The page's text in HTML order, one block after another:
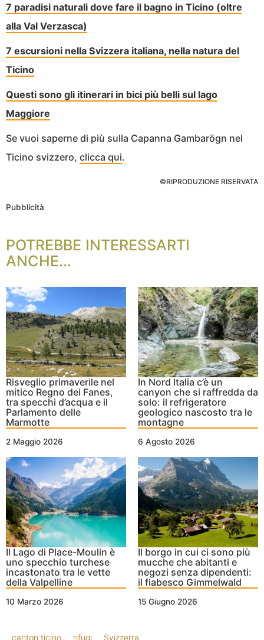
7 paradisi naturali dove fare il bagno in Ticino (oltre
alla Val Verzasca)
7 escursioni nella Svizzera italiana, nella natura del
Ticino
Questi sono gli itinerari in bici più belli sul lago
Maggiore
Se vuoi saperne di più sulla Capanna Gambarögn nel
Ticino svizzero, clicca qui.
©RIPRODUZIONE RISERVATA
Pubblicità
POTREBBE INTERESSARTI
ANCHE...
Risveglio primaverile nel
mitico Regno dei Fanes,
tra specchi d’acqua e il
Parlamento delle
Marmotte
2 Maggio 2026
In Nord Italia c’è un
canyon che si raffredda da
solo: il refrigeratore
geologico nascosto tra le
montagne
6 Agosto 2026
Il Lago di Place-Moulin è
uno specchio turchese
incastonato tra le vette
della Valpelline
10 Marzo 2026
Il borgo in cui ci sono più
mucche che abitanti e
negozi senza dipendenti:
il fiabesco Gimmelwald
15 Giugno 2026
canton ticino rifugi Svizzerra